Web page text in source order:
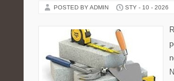
POSTED BY ADMIN STY - 10 - 2026